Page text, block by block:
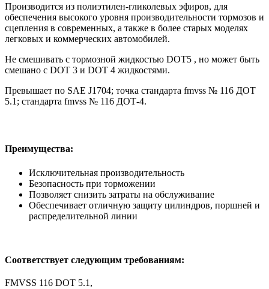
Производится из полиэтилен-гликолевых эфиров, для
обеспечения высокого уровня производительности тормозов и
сцепления в современных, а также в более старых моделях
легковых и коммерческих автомобилей.
Не смешивать с тормозной жидкостью DOT5 , но может быть
смешано с DOT 3 и DOT 4 жидкостями.
Превышает по SAE J1704; точка стандарта fmvss № 116 ДОТ
5.1; стандарта fmvss № 116 ДОТ-4.
Преимущества:
Исключительная производительность
Безопасность при торможении
Позволяет снизить затраты на обслуживание
Обеспечивает отличную защиту цилиндров, поршней и
распределительной линии
Соответствует следующим требованиям:
FMVSS 116 DOT 5.1,